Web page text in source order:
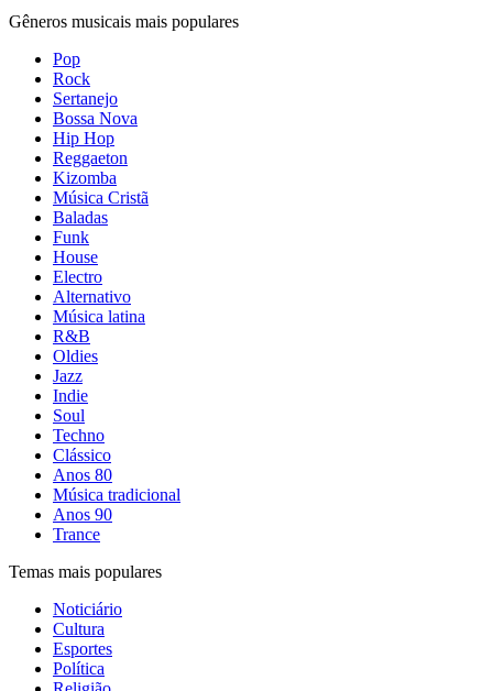
Gêneros musicais mais populares
Pop
Rock
Sertanejo
Bossa Nova
Hip Hop
Reggaeton
Kizomba
Música Cristã
Baladas
Funk
House
Electro
Alternativo
Música latina
R&B
Oldies
Jazz
Indie
Soul
Techno
Clássico
Anos 80
Música tradicional
Anos 90
Trance
Temas mais populares
Noticiário
Cultura
Esportes
Política